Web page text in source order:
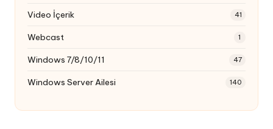
Video İçerik 41
Webcast 1
Windows 7/8/10/11 47
Windows Server Ailesi 140